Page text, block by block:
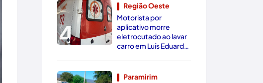
4
Região Oeste
Motorista por
aplicativo morre
eletrocutado ao lavar
carro em Luís Eduardo
Paramirim